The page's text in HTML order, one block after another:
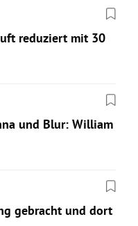
reduziert mit 30
und Blur: William
gebracht und dort